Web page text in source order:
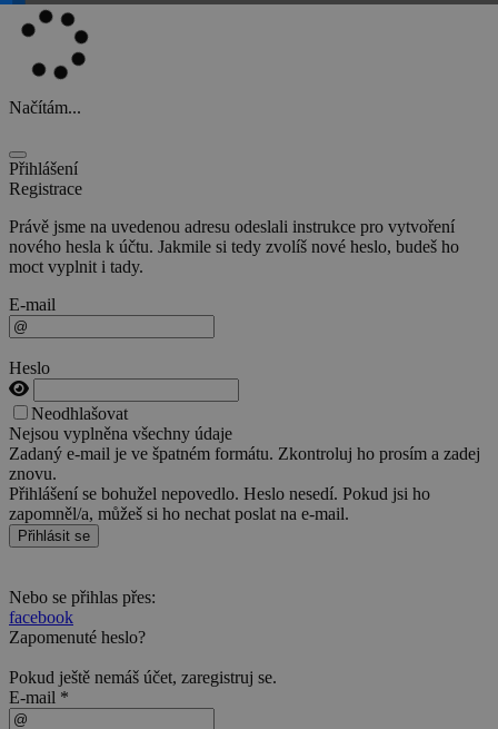
Načítám...
Přihlášení
Registrace
Právě jsme na uvedenou adresu odeslali instrukce pro vytvoření
nového hesla k účtu. Jakmile si tedy zvolíš nové heslo, budeš ho
moct vyplnit i tady.
E-mail
Heslo
Neodhlašovat
Nejsou vyplněna všechny údaje
Zadaný e-mail je ve špatném formátu. Zkontroluj ho prosím a zadej
znovu.
Přihlášení se bohužel nepovedlo. Heslo nesedí. Pokud jsi ho
zapomněl/a, můžeš si ho nechat poslat na e-mail.
Přihlásit se
Nebo se přihlas přes:
facebook
Zapomenuté heslo?
Pokud ještě nemáš účet, zaregistruj se.
E-mail *